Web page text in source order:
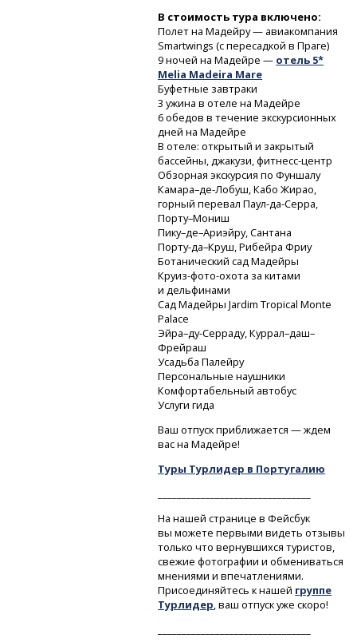
В стоимость тура включено:
Полет на Мадейру — авиакомпания
Smartwings (с пересадкой в Праге)
9 ночей на Мадейре — отель 5*
Melia Madeira Mare
Буфетные завтраки
3 ужина в отеле на Мадейре
6 обедов в течение экскурсионных
дней на Мадейре
В отеле: открытый и закрытый
бассейны, джакузи,фитнесс-центр
Обзорная экскурсия по Фуншалу
Камара–де-Лобуш,Кабо Жирао,
горный перевалПаул-да-Серра,
Порту–Мониш
Пику–де–Ариэйру, Сантана
Порту-да–Круш,Рибейра Фриу
Ботанический сад Мадейры
Круиз-фото-охота за китами
и дельфинами
Сад Мадейры Jardim Tropical Monte
Palace
Эйра–ду-Серраду,Куррал–даш–
Фрейраш
Усадьба Палейру
Персональные наушники
Комфортабельный автобус
Услуги гида
Ваш отпуск приближается — ждем
вас на Мадейре!
Туры Турлидер в Португалию
На нашей странице в Фейсбук
вы можете первыми видеть отзывы
только что вернувшихся туристов,
свежие фотографии и обмениваться
мнениями и впечатлениями.
Присоединяйтесь к нашей группе
Турлидер, ваш отпуск уже скоро!